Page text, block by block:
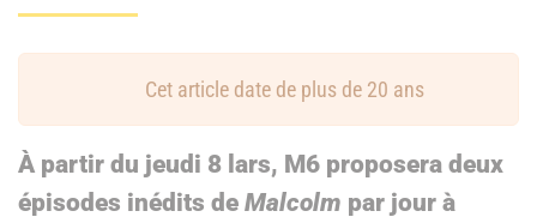
Cet article date de plus de 20 ans
À partir du jeudi 8 lars, M6 proposera deux
épisodes inédits de Malcolm par jour à